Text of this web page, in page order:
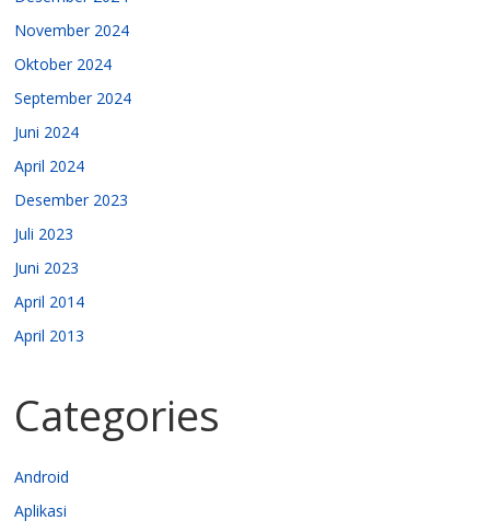
November 2024
Oktober 2024
September 2024
Juni 2024
April 2024
Desember 2023
Juli 2023
Juni 2023
April 2014
April 2013
Categories
Android
Aplikasi